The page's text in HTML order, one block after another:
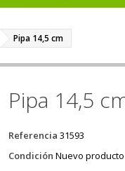
Pipa 14,5 cm
Pipa 14,5
Referencia 31593
Condición Nuevo producto